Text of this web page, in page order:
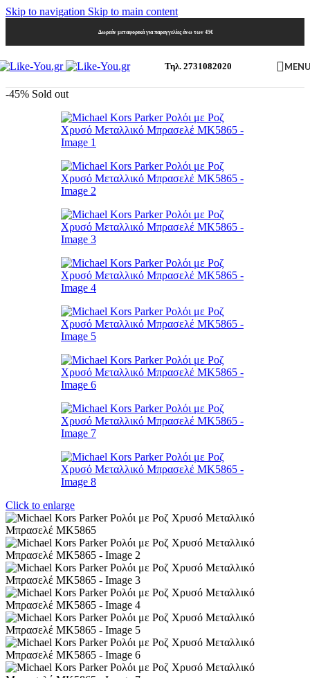
Skip to navigation Skip to main content
Δωρεάν μεταφορικά για παραγγελίες άνω των 45€
Τηλ. 2731082020
-45% Sold out
Click to enlarge